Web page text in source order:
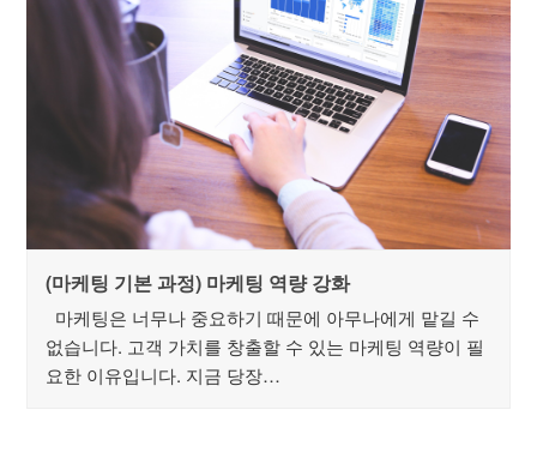
(마케팅 기본 과정) 마케팅 역량 강화
마케팅은 너무나 중요하기 때문에 아무나에게 맡길 수
없습니다. 고객 가치를 창출할 수 있는 마케팅 역량이 필
요한 이유입니다. 지금 당장…